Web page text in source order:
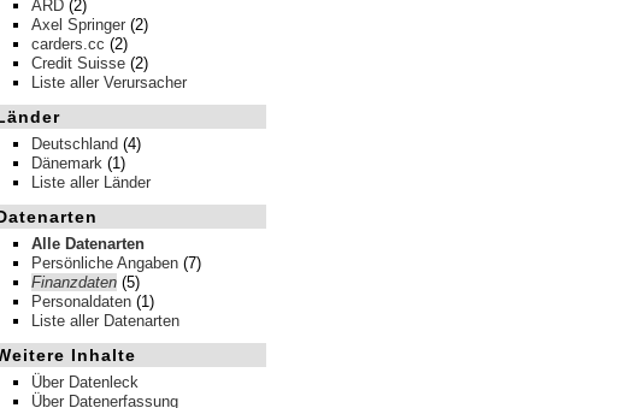
ARD (2)
Axel Springer (2)
carders.cc (2)
Credit Suisse (2)
Liste aller Verursacher
Deutschland (4)
Dänemark (1)
Liste aller Länder
Alle Datenarten
Persönliche Angaben (7)
Finanzdaten (5)
Personaldaten (1)
Liste aller Datenarten
Inhalte
Über Datenleck
Über Datenerfassung